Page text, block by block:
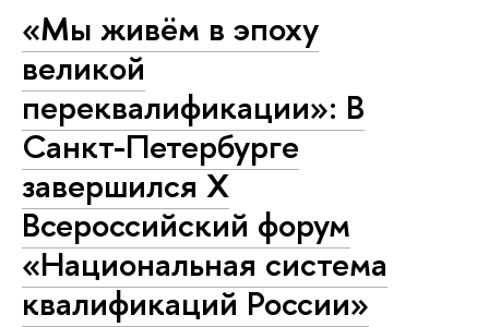
«Мы живём в эпоху
великой
переквалификации»: В
Санкт-Петербурге
завершился X
Всероссийский форум
«Национальная система
квалификаций России»